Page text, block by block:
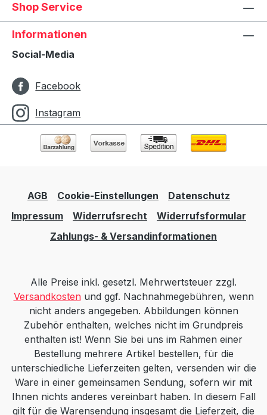
Shop Service
Informationen
Social-Media
Facebook
Instagram
AGB Cookie-Einstellungen
Datenschutz
Impressum
Widerrufsrecht
Widerrufsformular
Zahlungs- & Versandinformationen
Alle Preise inkl. gesetzl. Mehrwertsteuer zzgl.
Versandkostenund ggf. Nachnahmegebühren, wenn
nicht anders angegeben. Abbildungen können
Zubehör enthalten, welches nicht im Grundpreis
enthalten ist! Wenn Sie bei uns im Rahmen einer
Bestellung mehrere Artikel bestellen, für die
unterschiedliche Lieferzeiten gelten, versenden wir die
Ware in einer gemeinsamen Sendung, sofern wir mit
Ihnen nichts anderes vereinbart haben. In diesem Fall
gilt für die Warensendung insgesamt die Lieferzeit, die